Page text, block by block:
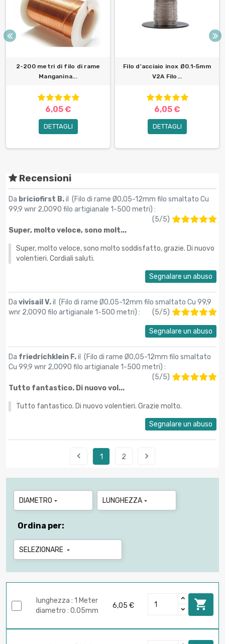
2-200 metri di filo di rame
Manganina...
6,05 €
DETTAGLI
Filo d'acciaio inox Ø0.1-5mm
V2A Filo...
6,05 €
DETTAGLI
Recensioni
Da briciofirst B.il (Filo di rame Ø0,05-12mm filo smaltato Cu
99,9 wnr 2,0090 filo artigianale 1-500 metri) :
(5/5)
Super, molto veloce, sono molt...
Super, molto veloce, sono molto soddisfatto, grazie. Di nuovo
volentieri. Cordiali saluti.
Segnalare un abuso
Da vivisail V.il (Filo di rame Ø0,05-12mm filo smaltato Cu 99,9
wnr 2,0090 filo artigianale 1-500 metri) : (5/5)
Segnalare un abuso
Da friedrichklein F.il (Filo di rame Ø0,05-12mm filo smaltato
Cu 99,9 wnr 2,0090 filo artigianale 1-500 metri) :
(5/5)
Tutto fantastico. Di nuovo vol...
Tutto fantastico. Di nuovo volentieri. Grazie molto.
Segnalare un abuso
 1 2 
DIAMETRO  LUNGHEZZA 
Ordina per:
SELEZIONARE 
lunghezza : 1 Meter
diametro : 0.05mm
6,05 € 